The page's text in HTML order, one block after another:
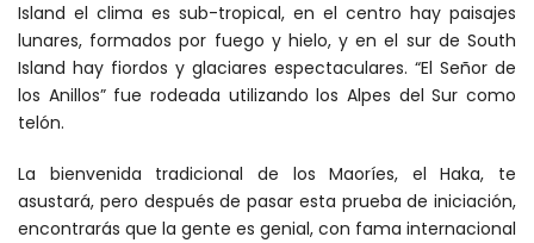
Island el clima es sub-tropical, en el centro hay paisajes
lunares, formados por fuego y hielo, y en el sur de South
Island hay fiordos y glaciares espectaculares. “El Señor de
los Anillos” fue rodeada utilizando los Alpes del Sur como
telón.
La bienvenida tradicional de los Maoríes, el Haka, te
asustará, pero después de pasar esta prueba de iniciación,
encontrarás que la gente es genial, con fama internacional